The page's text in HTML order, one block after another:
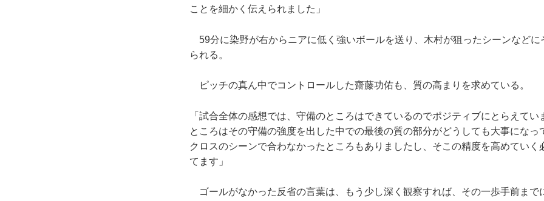
ことを細かく伝えられました」
59分に染野が右からニアに低く強いボールを送り、木村が狙ったシーンなどに
られる。
ピッチの真ん中でコントロールした齋藤功佑も、質の高まりを求めている。
「試合全体の感想では、守備のところはできているのでポジティブにとらえてい
ところはその守備の強度を出した中での最後の質の部分がどうしても大事になっ
クロスのシーンで合わなかったところもありましたし、そこの精度を高めていく
てます」
ゴールがなかった反省の言葉は、もう少し深く観察すれば、その一歩手前まで